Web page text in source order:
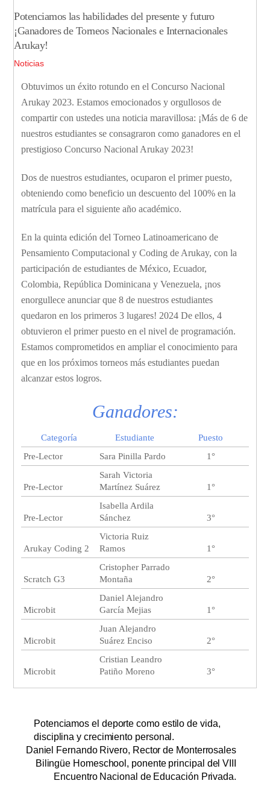
Potenciamos las habilidades del presente y futuro
¡Ganadores de Torneos Nacionales e Internacionales
Arukay!
Noticias
Obtuvimos un éxito rotundo en el Concurso Nacional
Arukay 2023. Estamos emocionados y orgullosos de
compartir con ustedes una noticia maravillosa: ¡Más de 6 de
nuestros estudiantes se consagraron como ganadores en el
prestigioso Concurso Nacional Arukay 2023!
Dos de nuestros estudiantes, ocuparon el primer puesto,
obteniendo como beneficio un descuento del 100% en la
matrícula para el siguiente año académico.
En la quinta edición del Torneo Latinoamericano de
Pensamiento Computacional y Coding de Arukay, con la
participación de estudiantes de México, Ecuador,
Colombia, República Dominicana y Venezuela, ¡nos
enorgullece anunciar que 8 de nuestros estudiantes
quedaron en los primeros 3 lugares! 2024 De ellos, 4
obtuvieron el primer puesto en el nivel de programación.
Estamos comprometidos en ampliar el conocimiento para
que en los próximos torneos más estudiantes puedan
alcanzar estos logros.
Ganadores:
Categoría Estudiante
Puesto
Pre-Lector
Sara Pinilla Pardo 1°
Pre-Lector
Sarah Victoria
Martínez Suárez
1°
Pre-Lector
Isabella Ardila
Sánchez
3°
Arukay Coding 2
Victoria Ruiz
Ramos
1°
Scratch G3
Cristopher Parrado
Montaña
2°
Microbit
Daniel Alejandro
García Mejias
1°
Microbit
Juan Alejandro
Suárez Enciso
2°
Microbit
Cristian Leandro
Patiño Moreno
3°
Potenciamos el deporte como estilo de vida,
disciplina y crecimiento personal.
Daniel Fernando Rivero, Rector de Monterrosales
Bilingüe Homeschool, ponente principal del VIII
Encuentro Nacional de Educación Privada.